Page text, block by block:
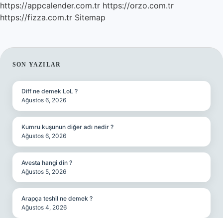
https://appcalender.com.tr https://orzo.com.tr
https://fizza.com.tr Sitemap
SIDEBAR
SON YAZILAR
Diff ne demek LoL ?
Ağustos 6, 2026
Kumru kuşunun diğer adı nedir ?
Ağustos 6, 2026
Avesta hangi din ?
Ağustos 5, 2026
Arapça teshil ne demek ?
Ağustos 4, 2026